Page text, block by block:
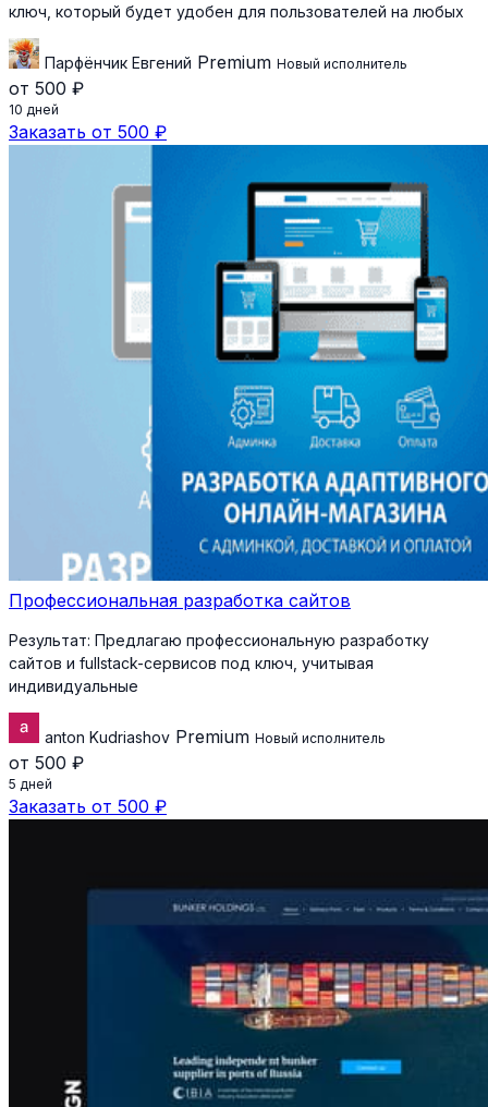
ключ, который будет удобен для пользователей на любых
Парфёнчик Евгений Premium Новый исполнитель
от 500 ₽
10 дней
Заказать от 500 ₽
Профессиональная разработка сайтов
Результат: Предлагаю профессиональную разработку
сайтов и fullstack-сервисов под ключ, учитывая
индивидуальные
anton Kudriashov Premium Новый исполнитель
от 500 ₽
5 дней
Заказать от 500 ₽